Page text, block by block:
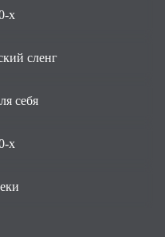
х
сленг
себя
х